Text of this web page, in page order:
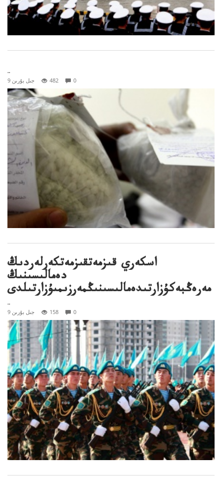
..
9 جىل بۇرىن 482 0
اسكەري قىزمەتقىزمەتكەرلەردىڭ
دەمالىسىنىڭ
مەرەڭبەكۇزارتىدەمالىسىنىڭمەرزىمىۇزارتىلدى
..
9 جىل بۇرىن 158 0